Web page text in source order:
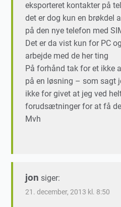
eksporteret kontakter på
det er dog kun en brøkdel
på den nye telefon med
Det er da vist kun for PC
arbejde med de her ting
På forhånd tak for et ikke
på en løsning – som sagt
ikke for givet at jeg ved
forudsætninger for at få
Mvh
jon siger:
21. december, 2013 kl. 8:50